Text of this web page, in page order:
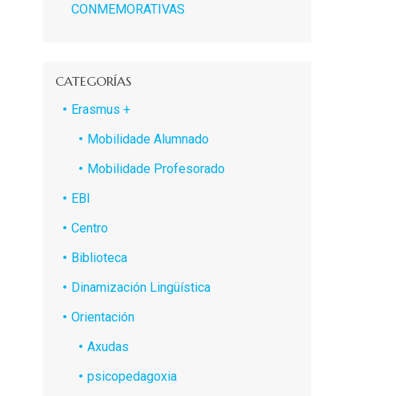
CONMEMORATIVAS
CATEGORÍAS
Erasmus +
Mobilidade Alumnado
Mobilidade Profesorado
EBI
Centro
Biblioteca
Dinamización Lingüística
Orientación
Axudas
psicopedagoxia